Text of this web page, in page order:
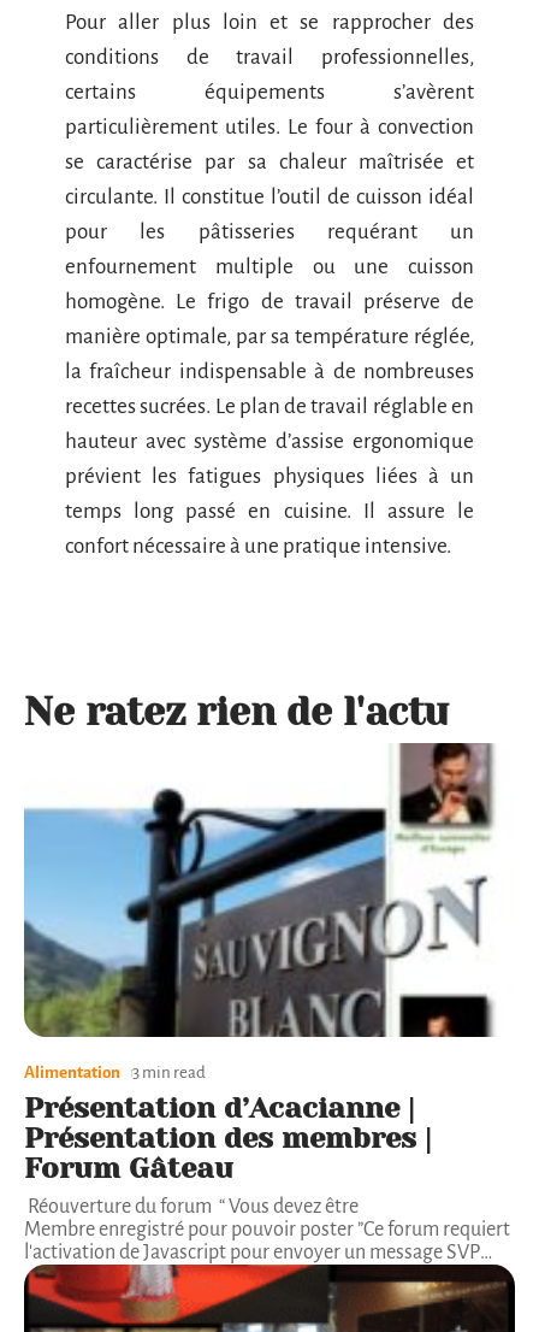
Pour aller plus loin et se rapprocher des
conditions de travail professionnelles,
certains équipements s’avèrent
particulièrement utiles. Le four à convection
se caractérise par sa chaleur maîtrisée et
circulante. Il constitue l’outil de cuisson idéal
pour les pâtisseries requérant un
enfournement multiple ou une cuisson
homogène. Le frigo de travail préserve de
manière optimale, par sa température réglée,
la fraîcheur indispensable à de nombreuses
recettes sucrées. Le plan de travail réglable en
hauteur avec système d’assise ergonomique
prévient les fatigues physiques liées à un
temps long passé en cuisine. Il assure le
confort nécessaire à une pratique intensive.
Ne ratez rien de l'actu
Alimentation 3 min read
Présentation d’Acacianne |
Présentation des membres |
Forum Gâteau
Réouverture du forum “ Vous devez être
Membre enregistré pour pouvoir poster ”Ce forum requiert
l'activation de Javascript pour envoyer un message SVP…